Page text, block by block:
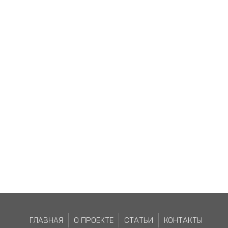
ГЛАВНАЯ О ПРОЕКТЕ СТАТЬИ КОНТАКТЫ